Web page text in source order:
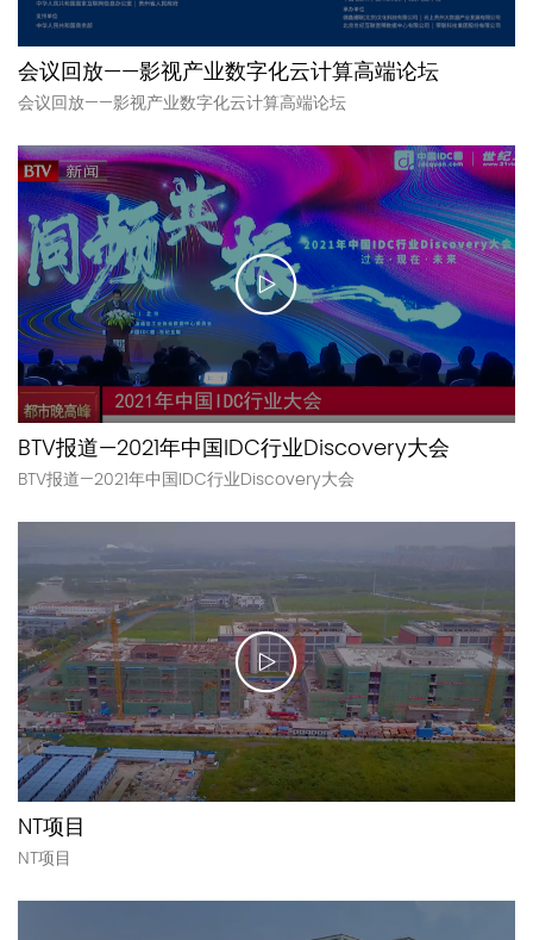
会议回放——影视产业数字化云计算高端论坛
会议回放——影视产业数字化云计算高端论坛
BTV报道—2021年中国IDC行业Discovery大会
BTV报道—2021年中国IDC行业Discovery大会
NT项目
NT项目